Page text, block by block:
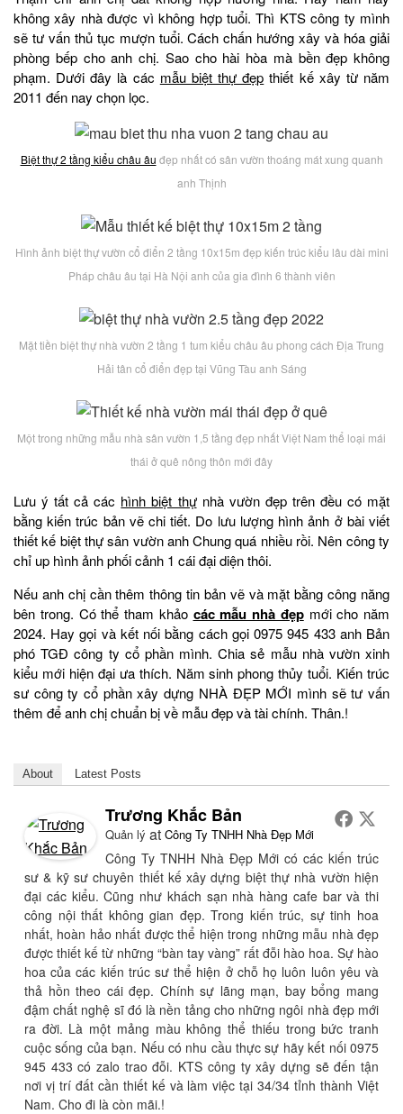
không xây nhà được vì không hợp tuổi. Thì KTS công ty mình
sẽ tư vấn thủ tục mượn tuổi. Cách chấn hướng xây và hóa giải
phòng bếp cho anh chị. Sao cho hài hòa mà bền đẹp không
phạm. Dưới đây là các mẫu biệt thự đẹp thiết kế xây từ năm
2011 đến nay chọn lọc.
Biệt thự 2 tầng kiểu châu âu đẹp nhất có sân vườn thoáng mát xung quanh
anh Thịnh
Hình ảnh biệt thự vườn cổ điển 2 tầng 10x15m đẹp kiến trúc kiểu lâu dài mini
Pháp châu âu tại Hà Nội anh của gia đình 6 thành viên
Mặt tiền biệt thự nhà vườn 2 tầng 1 tum kiểu châu âu phong cách Địa Trung
Hải tân cổ điển đẹp tại Vũng Tàu anh Sáng
Một trong những mẫu nhà sân vườn 1,5 tầng đẹp nhất Việt Nam thể loại mái
thái ở quê nông thôn mới đây
Lưu ý tất cả các hình biệt thựnhà vườn đẹp trên đều có mặt
bằng kiến trúc bản vẽ chi tiết. Do lưu lượng hình ảnh ở bài viết
thiết kế biệt thự sân vườn anh Chung quá nhiều rồi. Nên công ty
chỉ up hình ảnh phối cảnh 1 cái đại diện thôi.
Nếu anh chị cần thêm thông tin bản vẽ và mặt bằng công năng
bên trong. Có thể tham khảo các mẫu nhà đẹpmới cho năm
2024. Hay gọi và kết nối bằng cách gọi 0975 945 433 anh Bản
phó TGĐ công ty cổ phần mình. Chia sẻ mẫu nhà vườn xinh
kiểu mới hiện đại ưa thích. Năm sinh phong thủy tuổi. Kiến trúc
sư công ty cổ phần xây dựng NHÀ ĐẸP MỚI mình sẽ tư vấn
thêm để anh chị chuẩn bị về mẫu đẹp và tài chính. Thân.!
About Latest Posts
Trương Khắc Bản
Quản lý at Công Ty TNHH Nhà Đẹp Mới
Công Ty TNHH Nhà Đẹp Mới có các kiến trúc
sư & kỹ sư chuyên thiết kế xây dựng biệt thự nhà vườn hiện
đại các kiểu. Cũng như khách sạn nhà hàng cafe bar và thi
công nội thất không gian đẹp. Trong kiến trúc, sự tinh hoa
nhất, hoàn hảo nhất được thể hiện trong những mẫu nhà đẹp
được thiết kế từ những “bàn tay vàng” rất đỗi hào hoa. Sự hào
hoa của các kiến trúc sư thể hiện ở chỗ họ luôn luôn yêu và
thả hồn theo cái đẹp. Chính sự lãng mạn, bay bổng mang
đậm chất nghệ sĩ đó là nền tảng cho những ngôi nhà đẹp mới
ra đời. Là một mảng màu không thể thiếu trong bức tranh
cuộc sống của bạn. Nếu có nhu cầu thực sự hãy kết nối 0975
945 433 có zalo trao đỗi. KTS công ty xây dựng sẽ đến tận
nơi vị trí đất cần thiết kế và làm việc tại 34/34 tỉnh thành Việt
Nam. Cho đi là còn mãi.!